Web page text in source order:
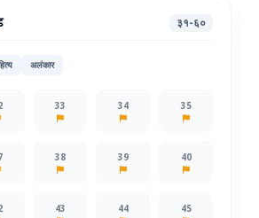
३१-६०
अलंकार
33 34 35
38 39 40
43 44 45